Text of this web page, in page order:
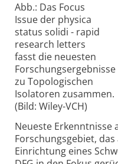
Abb.: Das Focus
Issue der physica
status solidi - rapid
research letters
fasst die neuesten
Forschungsergebnisse
zu Topologischen
Isolatoren zusammen.
(Bild: Wiley-VCH)
Neueste Erkenntnisse
Forschungsgebiet,
Einrichtung eines